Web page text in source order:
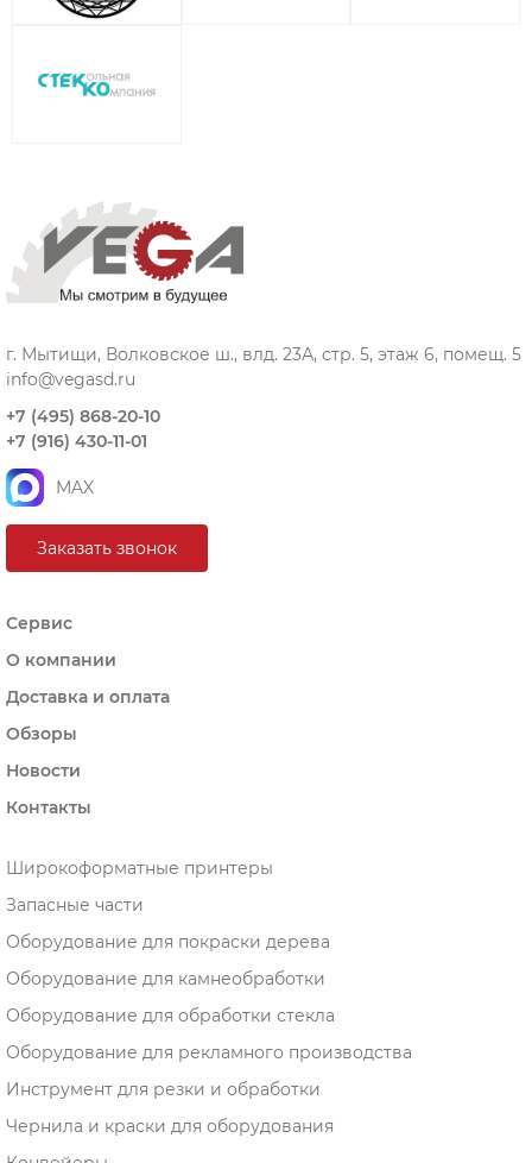
г. Мытищи, Волковское ш., влд. 23А, стр. 5, этаж 6, помещ. 5
info@vegasd.ru
+7 (495) 868-20-10
+7 (916) 430-11-01
MAX
Заказать звонок
Сервис
О компании
Доставка и оплата
Обзоры
Новости
Контакты
Широкоформатные принтеры
Запасные части
Оборудование для покраски дерева
Оборудование для камнеобработки
Оборудование для обработки стекла
Оборудование для рекламного производства
Инструмент для резки и обработки
Чернила и краски для оборудования